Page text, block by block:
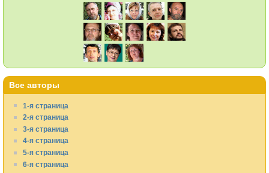
Все авторы
1-я страница
2-я страница
3-я страница
4-я страница
5-я страница
6-я страница